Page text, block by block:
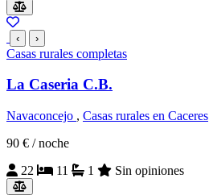
‹ ›
Casas rurales completas
La Caseria C.B.
Navaconcejo , Casas rurales en Caceres
90 € / noche
22
11 1 Sin opiniones